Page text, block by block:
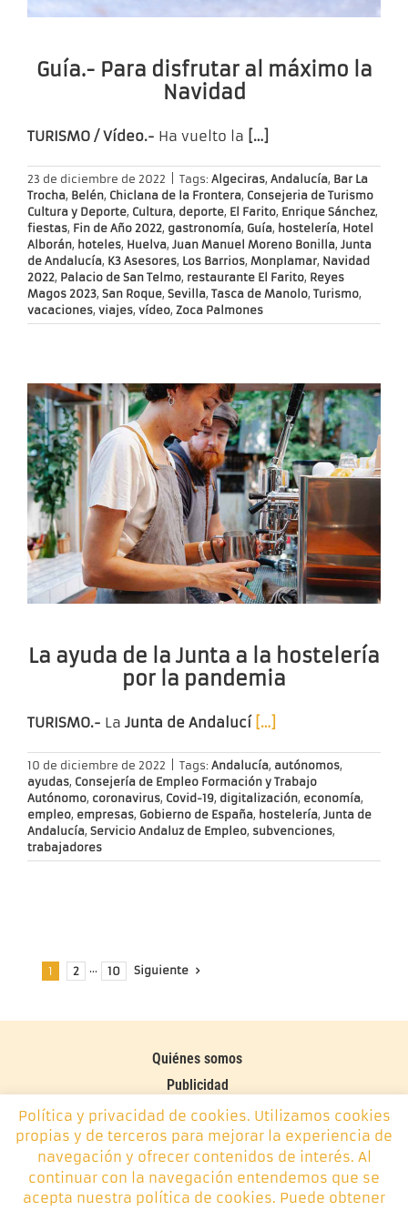
Guía.- Para disfrutar al máximo la
Navidad
TURISMO / Vídeo.- Ha vuelto la […]
23 de diciembre de 2022 Tags: Algeciras, Andalucía, Bar La
Trocha, Belén, Chiclana de la Frontera, Consejeria de Turismo
Cultura y Deporte, Cultura, deporte, El Farito, Enrique Sánchez,
fiestas, Fin de Año 2022, gastronomía, Guía, hostelería, Hotel
Alborán, hoteles, Huelva, Juan Manuel Moreno Bonilla, Junta
de Andalucía, K3 Asesores, Los Barrios, Monplamar, Navidad
2022, Palacio de San Telmo, restaurante El Farito, Reyes
Magos 2023, San Roque, Sevilla, Tasca de Manolo, Turismo,
vacaciones, viajes, vídeo, Zoca Palmones
La ayuda de la Junta a la hostelería
por la pandemia
TURISMO.- La Junta de Andalucí […]
10 de diciembre de 2022 Tags: Andalucía, autónomos,
ayudas, Consejería de Empleo Formación y Trabajo
Autónomo, coronavirus, Covid-19, digitalización, economía,
empleo, empresas, Gobierno de España, hostelería, Junta de
Andalucía, Servicio Andaluz de Empleo, subvenciones,
trabajadores
1 2 ··· 10 Siguiente
Quiénes somos
Publicidad
Contacto
Política de cookies
Monplamar, desde 2014 -info@monplamar.com- +34 656
Política y privacidad de cookies. Utilizamos cookies
propias y de terceros para mejorar la experiencia de
navegación y ofrecer contenidos de interés. Al
continuar con la navegación entendemos que se
acepta nuestra política de cookies. Puede obtener